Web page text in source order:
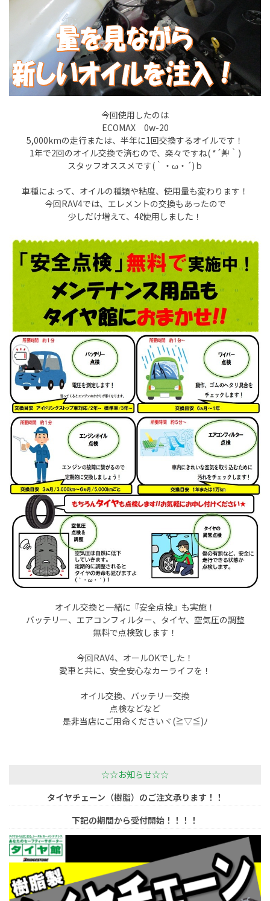
今回使用したのは
ECOMAX 0w-20
5,000kmの走行または、半年に1回交換するオイルです！
1年で2回のオイル交換で済むので、楽々ですね( *´艸｀)
スタッフオススメです(｀・ω・´)ｂ
車種によって、オイルの種類や粘度、使用量も変わります！
今回RAV4では、エレメントの交換もあったので
少しだけ増えて、4ℓ使用しました！
オイル交換と一緒に『安全点検』も実施！
バッテリー、エアコンフィルター、タイヤ、空気圧の調整
無料で点検致します！
今回RAV4、オールOKでした！
愛車と共に、安全安心なカーライフを！
オイル交換、バッテリー交換
点検などなど
是非当店にご用命くださいヾ(≧▽≦)ﾉ
☆☆お知らせ☆☆
タイヤチェーン（樹脂）のご注文承ります！！
下記の期間から受付開始！！！！